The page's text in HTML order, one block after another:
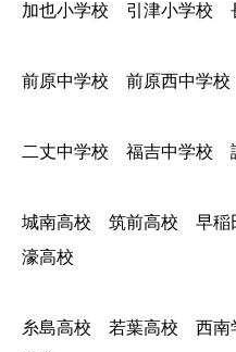
加也小学校 引津小学校
前原中学校 前原西中学
二丈中学校 福吉中学校
城南高校 筑前高校 早稲
濠高校
糸島高校 若葉高校 西南